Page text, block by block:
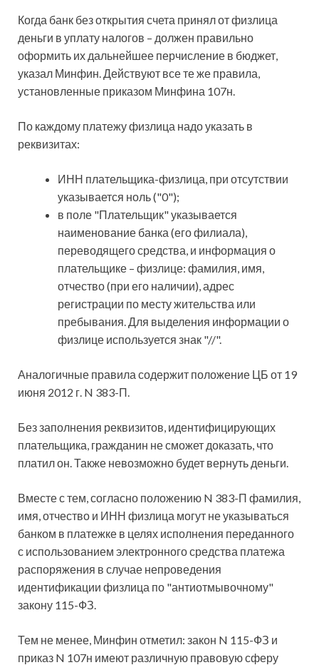
Когда банк без открытия счета принял от физлица
деньги в уплату налогов – должен правильно
оформить их дальнейшее перчисление в бюджет,
указал Минфин. Действуют все те же правила,
установленные приказом Минфина 107н.
По каждому платежу физлица надо указать в
реквизитах:
ИНН плательщика-физлица, при отсутствии
указывается ноль ("0");
в поле "Плательщик" указывается
наименование банка (его филиала),
переводящего средства, и информация о
плательщике – физлице: фамилия, имя,
отчество (при его наличии), адрес
регистрации по месту жительства или
пребывания. Для выделения информации о
физлице используется знак "//".
Аналогичные правила содержит положение ЦБ от 19
июня 2012 г. N 383-П.
Без заполнения реквизитов, идентифицирующих
плательщика, гражданин не сможет доказать, что
платил он. Также невозможно будет вернуть деньги.
Вместе с тем, согласно положению N 383-П фамилия,
имя, отчество и ИНН физлица могут не указываться
банком в платежке в целях исполнения переданного
с использованием электронного средства платежа
распоряжения в случае непроведения
идентификации физлица по "антиотмывочному"
закону 115-ФЗ.
Тем не менее, Минфин отметил: закон N 115-ФЗ и
приказ N 107н имеют различную правовую сферу